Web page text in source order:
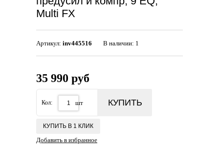
Multi FX
Артикул: inv445516 В наличии: 1
35 990 руб
Кол: шт КУПИТЬ
КУПИТЬ В 1 КЛИК
Добавить в избранное